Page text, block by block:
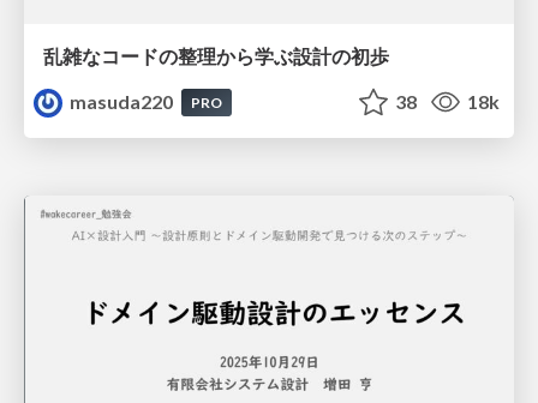
乱雑なコードの整理から学ぶ設計の初歩
masuda220
PRO 38 18k